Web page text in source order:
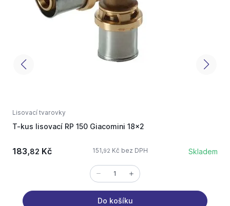
Lisovací tvarovky
T-kus lisovací RP 150 Giacomini 18x2
183,82 Kč 151,92 Kč bez DPH Skladem
Do košíku